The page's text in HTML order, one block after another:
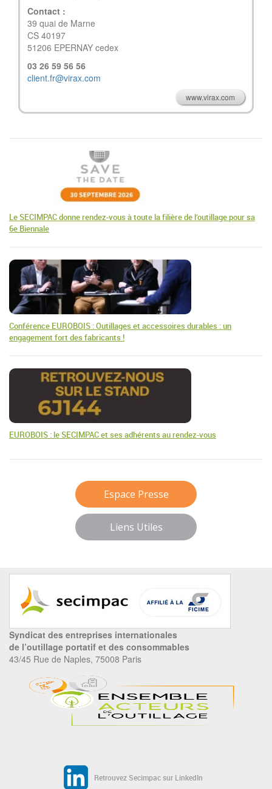
Contact :
39 quai de Marne
CS 40197
51206 EPERNAY cedex
03 26 59 56 56
client.fr@virax.com
www.virax.com
Le SECIMPAC donne rendez-vous à toute la filière de l’outillage pour sa
6e Biennale
Conférence EUROBOIS : Outillages et accessoires durables : un
engagement fort des fabricants !
EUROBOIS : le SECIMPAC et ses adhérents au rendez-vous
Espace Presse
Liens Utiles
Syndicat des entreprises internationales
de l’outillage portatif et des consommables
43/45 Rue de Naples, 75008 Paris
Retrouvez Secimpac sur LinkedIn